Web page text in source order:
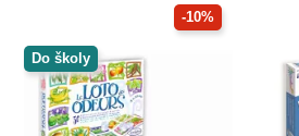
-10%
Do školy